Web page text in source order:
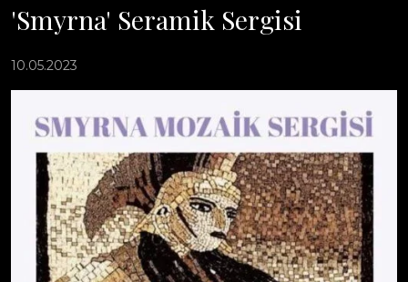
'Smyrna' Seramik Sergisi
10.05.2023